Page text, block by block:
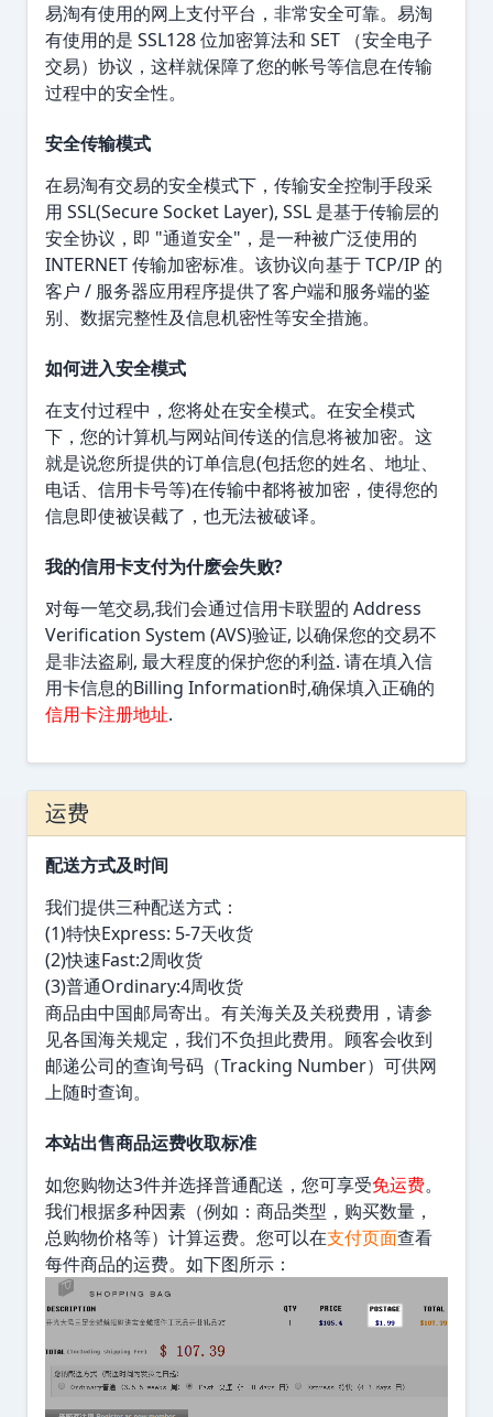
易淘有使用的网上支付平台，非常安全可靠。易淘
有使用的是 SSL128 位加密算法和 SET （安全电子
交易）协议，这样就保障了您的帐号等信息在传输
过程中的安全性。
安全传输模式
在易淘有交易的安全模式下，传输安全控制手段采
用 SSL(Secure Socket Layer), SSL 是基于传输层的
安全协议，即 "通道安全"，是一种被广泛使用的
INTERNET 传输加密标准。该协议向基于 TCP/IP 的
客户 / 服务器应用程序提供了客户端和服务端的鉴
别、数据完整性及信息机密性等安全措施。
如何进入安全模式
在支付过程中，您将处在安全模式。在安全模式
下，您的计算机与网站间传送的信息将被加密。这
就是说您所提供的订单信息(包括您的姓名、地址、
电话、信用卡号等)在传输中都将被加密，使得您的
信息即使被误截了，也无法被破译。
我的信用卡支付为什麽会失败?
对每一笔交易,我们会通过信用卡联盟的 Address
Verification System (AVS)验证, 以确保您的交易不
是非法盗刷, 最大程度的保护您的利益. 请在填入信
用卡信息的Billing Information时,确保填入正确的
信用卡注册地址.
运费
配送方式及时间
我们提供三种配送方式：
(1)特快Express: 5-7天收货
(2)快速Fast:2周收货
(3)普通Ordinary:4周收货
商品由中国邮局寄出。有关海关及关税费用，请参
见各国海关规定，我们不负担此费用。顾客会收到
邮递公司的查询号码（Tracking Number）可供网
上随时查询。
本站出售商品运费收取标准
如您购物达3件并选择普通配送，您可享受免运费。
我们根据多种因素（例如：商品类型，购买数量，
总购物价格等）计算运费。您可以在支付页面查看
每件商品的运费。如下图所示：